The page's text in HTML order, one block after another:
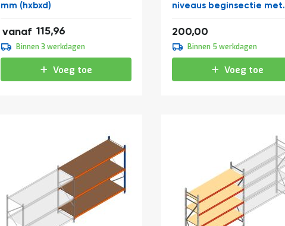
mm (hxbxd)
vanaf 115,96
140,31
144,95
175,39Binnen 3 werkdagen
Voeg toe
niveaus beginsectie met
voorgemonteerde
Vanaf
200,00
Binnen 5 werkdagen
Voeg toe